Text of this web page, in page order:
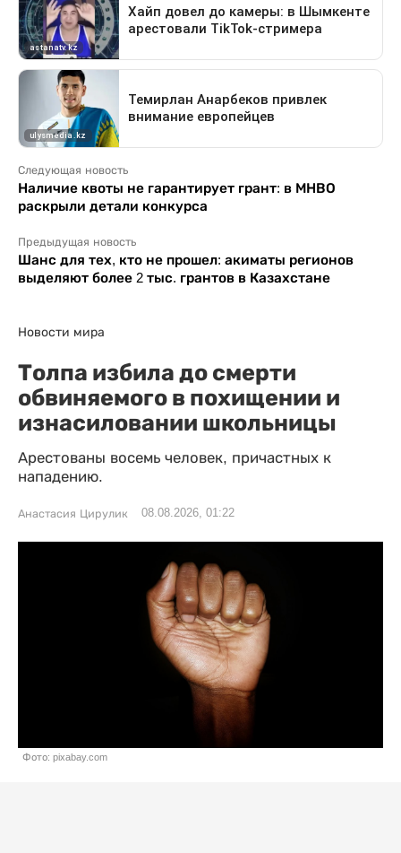
Следующая новость
Наличие квоты не гарантирует грант: в МНВО
раскрыли детали конкурса
Предыдущая новость
Шанс для тех, кто не прошел: акиматы регионов
выделяют более 2 тыс. грантов в Казахстане
Новости мира
Толпа избила до смерти
обвиняемого в похищении и
изнасиловании школьницы
Арестованы восемь человек, причастных к
нападению.
Анастасия Цирулик 08.08.2026, 01:22
Фото: pixabay.com